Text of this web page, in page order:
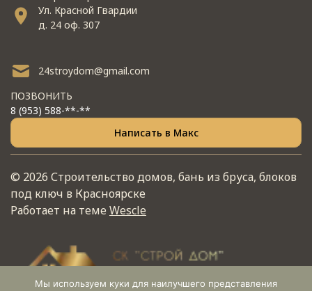
Ул. Красной Гвардии
д. 24 оф. 307
24stroydom@gmail.com
ПОЗВОНИТЬ
8 (953) 588-**-**
Написать в Макс
© 2026 Строительство домов, бань из бруса, блоков
под ключ в Красноярске
Работает на темеWescle
Мы используем куки для наилучшего представления